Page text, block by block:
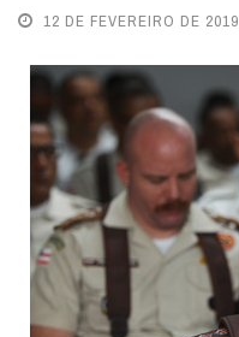
12 DE FEVEREIRO DE 2019